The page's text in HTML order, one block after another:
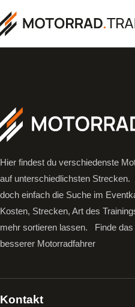
Hier findest du verschiedenste
auf unterschiedlichsten
doch einfach die Suche im
Kosten, Strecken, Art des
mehr sortieren lassen. Finde
besserer Motorradfahrer
Kontakt